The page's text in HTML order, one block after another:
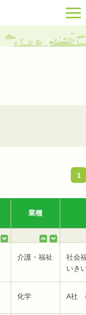
1
業種
介護・福祉
社会
いき
化学 A社